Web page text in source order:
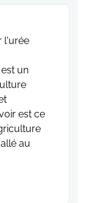
l'urée
un
est ce
au